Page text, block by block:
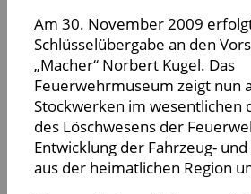
Am 30. November 2009
Schlüsselübergabe an den
„Macher“ Norbert Kugel. Das
Feuerwehrmuseum zeigt nun
Stockwerken im wesentlichen
des Löschwesens der
Entwicklung der Fahrzeug-
aus der heimatlichen Region